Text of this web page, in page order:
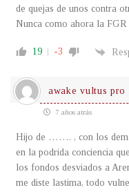
de quejas de unos contra
Nunca como ahora la
19 -3
awake vultus pro
7 años atrás
Hijo de ……. , con los
en la podrida conciencia
los fondos desviados a
me diste lastima, todo